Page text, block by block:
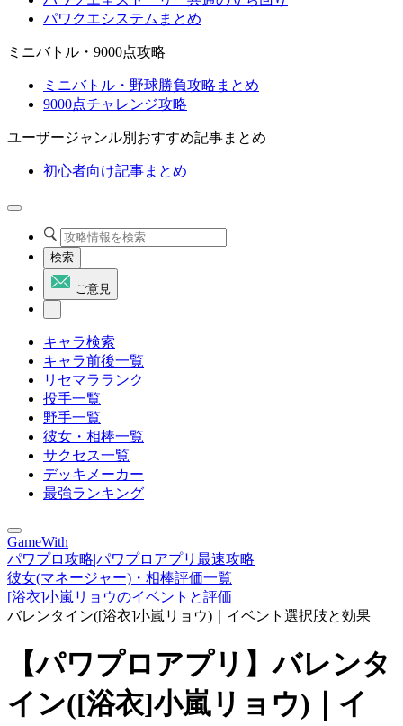
パワクエシステムまとめ
ミニバトル・9000点攻略
ミニバトル・野球勝負攻略まとめ
9000点チャレンジ攻略
ユーザージャンル別おすすめ記事まとめ
初心者向け記事まとめ
検索
ご意見
キャラ検索
キャラ前後一覧
リセマラランク
投手一覧
野手一覧
彼女・相棒一覧
サクセス一覧
デッキメーカー
最強ランキング
GameWith
パワプロ攻略|パワプロアプリ最速攻略
彼女(マネージャー)・相棒評価一覧
[浴衣]小嵐リョウのイベントと評価
バレンタイン([浴衣]小嵐リョウ)｜イベント選択肢と効果
【パワプロアプリ】バレンタ
イン([浴衣]小嵐リョウ)｜イ